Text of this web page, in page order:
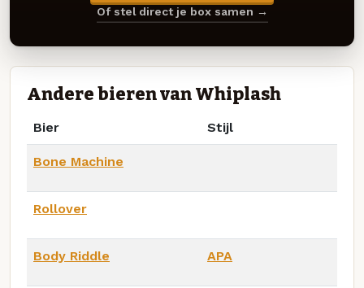
Of stel direct je box samen →
Andere bieren van Whiplash
Bier Stijl
Bone Machine
Rollover
Body Riddle APA